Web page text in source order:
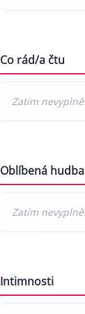
Co rád/a čtu
Oblíbená hudba
Intimnosti